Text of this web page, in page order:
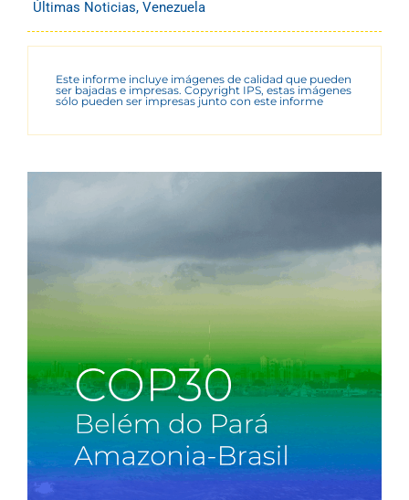
Últimas Noticias, Venezuela
Este informe incluye imágenes de calidad que pueden
ser bajadas e impresas. Copyright IPS, estas imágenes
sólo pueden ser impresas junto con este informe